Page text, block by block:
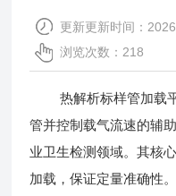
更新更新时间：
浏览次数：218
热解析标样管加载平
管并控制载气流速的辅
业卫生检测领域。其核
加载，保证定量准确性